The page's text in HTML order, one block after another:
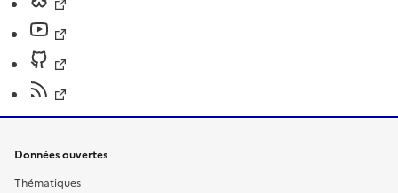
Données ouvertes
Thématiques